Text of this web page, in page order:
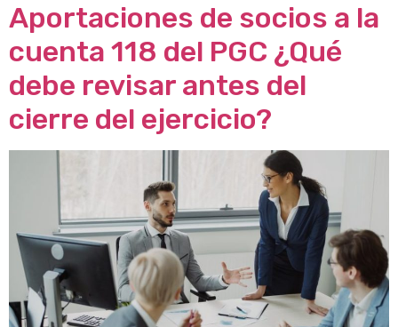
Aportaciones de socios a la
cuenta 118 del PGC ¿Qué
debe revisar antes del
cierre del ejercicio?